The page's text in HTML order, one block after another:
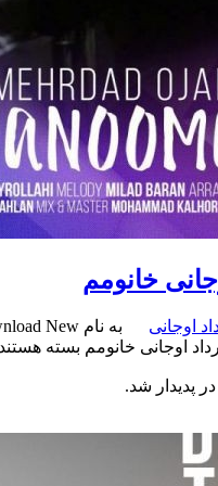
خانوممبسته هستند
به نام Download New
Song